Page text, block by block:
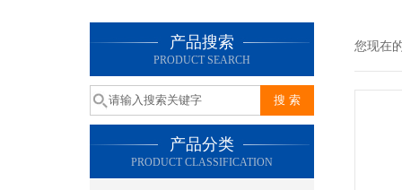
产品搜索
PRODUCT SEARCH
产品分类
PRODUCT CLASSIFICATION
您现在